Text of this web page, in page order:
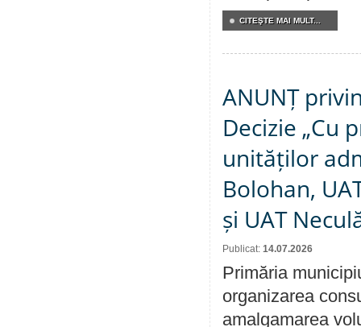
CITEŞTE MAI MULT...
ANUNȚ
Decizie „Cu
unităților
Bolohan,
și UAT
Publicat: 14.07.2026
Primăria
organizarea
amalgamarea